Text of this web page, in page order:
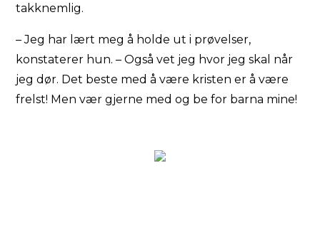
takknemlig.
– Jeg har lært meg å holde ut i prøvelser,
konstaterer hun. – Også vet jeg hvor jeg skal når
jeg dør. Det beste med å være kristen er å være
frelst! Men vær gjerne med og be for barna mine!